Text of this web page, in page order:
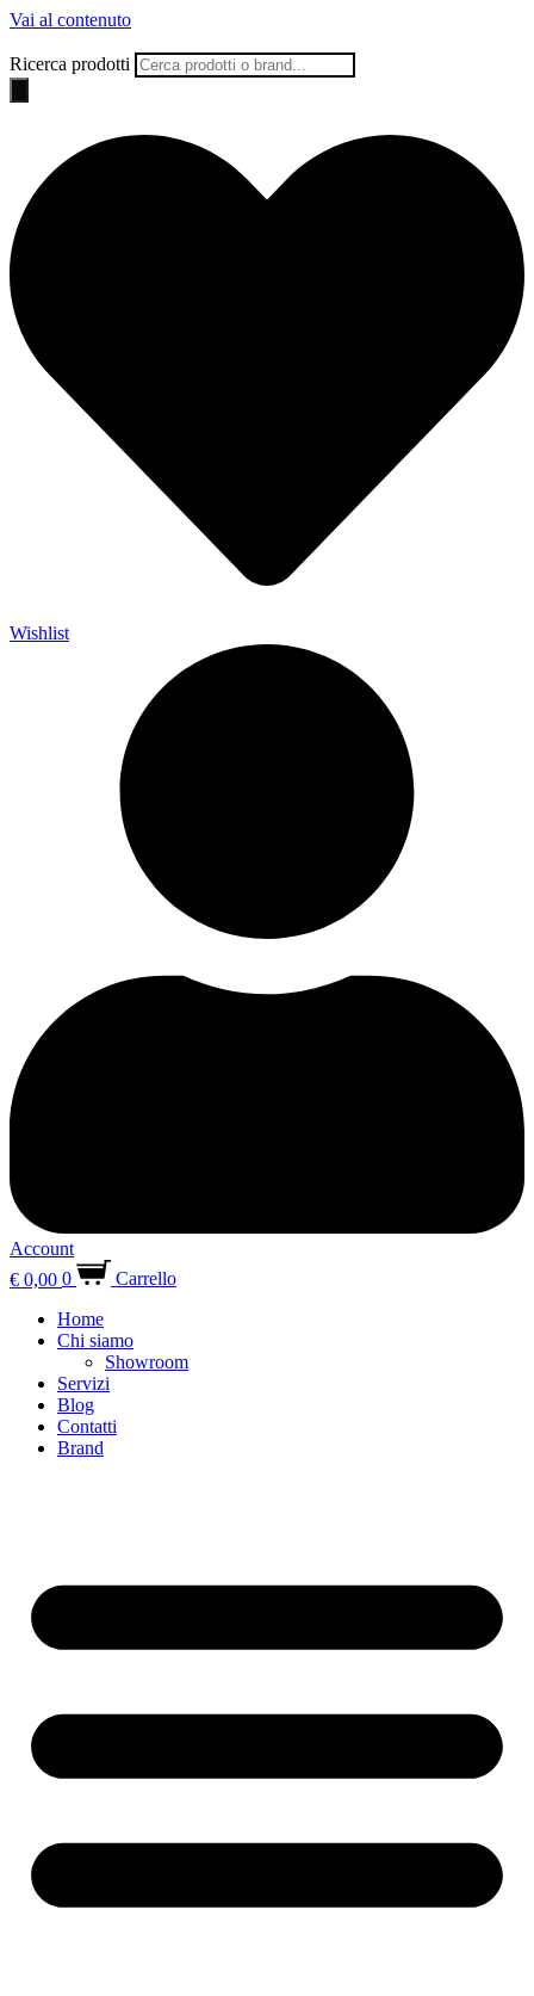
Vai al contenuto
Ricerca prodotti
Wishlist
Account
€ 0,00 0
Carrello
Home
Chi siamo
Showroom
Servizi
Blog
Contatti
Brand